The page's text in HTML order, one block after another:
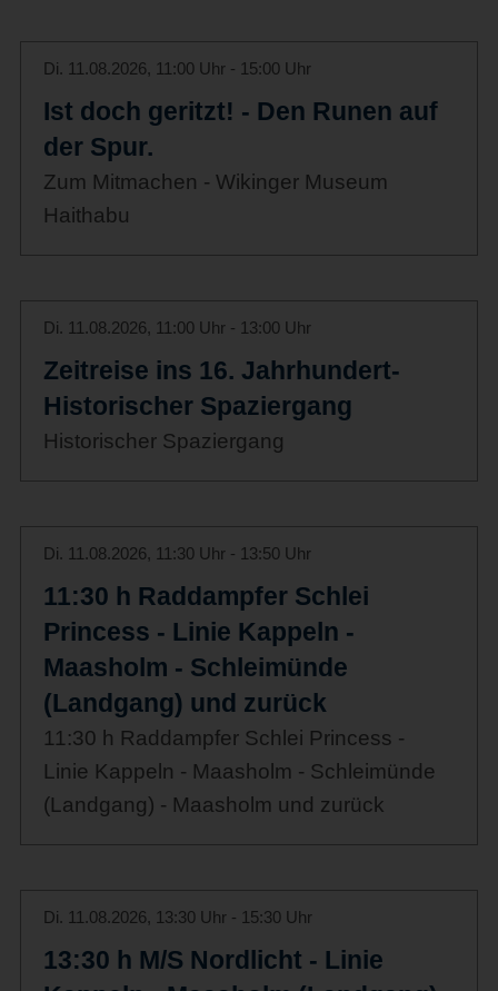
Di. 11.08.2026, 11:00 Uhr - 15:00 Uhr
Ist doch geritzt! - Den Runen auf
der Spur.
Zum Mitmachen - Wikinger Museum
Haithabu
Di. 11.08.2026, 11:00 Uhr - 13:00 Uhr
Zeitreise ins 16. Jahrhundert-
Historischer Spaziergang
Historischer Spaziergang
Di. 11.08.2026, 11:30 Uhr - 13:50 Uhr
11:30 h Raddampfer Schlei
Princess - Linie Kappeln -
Maasholm - Schleimünde
(Landgang) und zurück
11:30 h Raddampfer Schlei Princess -
Linie Kappeln - Maasholm - Schleimünde
(Landgang) - Maasholm und zurück
Di. 11.08.2026, 13:30 Uhr - 15:30 Uhr
13:30 h M/S Nordlicht - Linie